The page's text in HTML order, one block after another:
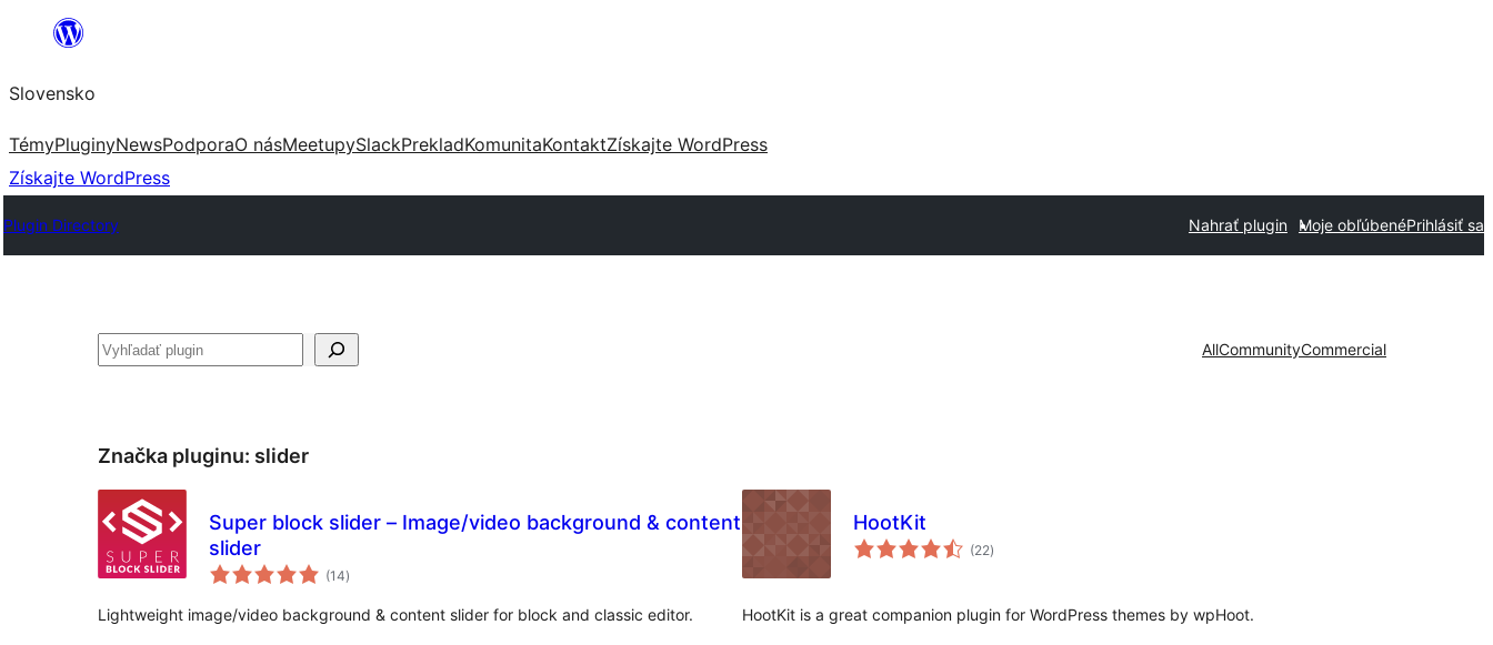
Prejsť
obsah
Slovensko
TémyPluginyNewsPodporaO násMeetupySlackPrekladKomunitaKontaktZískajte WordPress
Získajte WordPress
Plugin Directory Nahrať plugin Moje obľúbenéPrihlásiť sa
Hľadať AllCommunityCommercial
Značka pluginu: slider
Super block slider – Image/video background & content
slider
(14celkové
hodnotenie
)
Lightweight image/video background & content slider for block and classic editor.
HootKit
(22celkové
hodnotenie
)
HootKit is a great companion plugin for WordPress themes by wpHoot.